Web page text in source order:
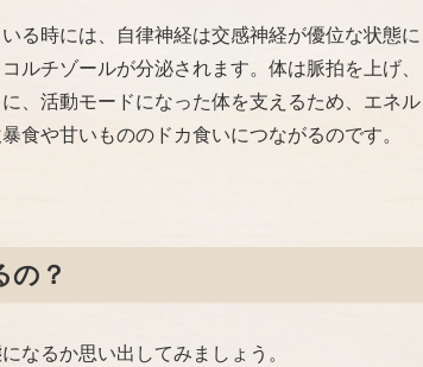
る時には、自律神経は交感神経が優位な状態に
ルチゾールが分泌されます。体は脈拍を上げ、
、活動モードになった体を支えるため、エネル
食や甘いもののドカ食いにつながるのです。
の？
なるか思い出してみましょう。